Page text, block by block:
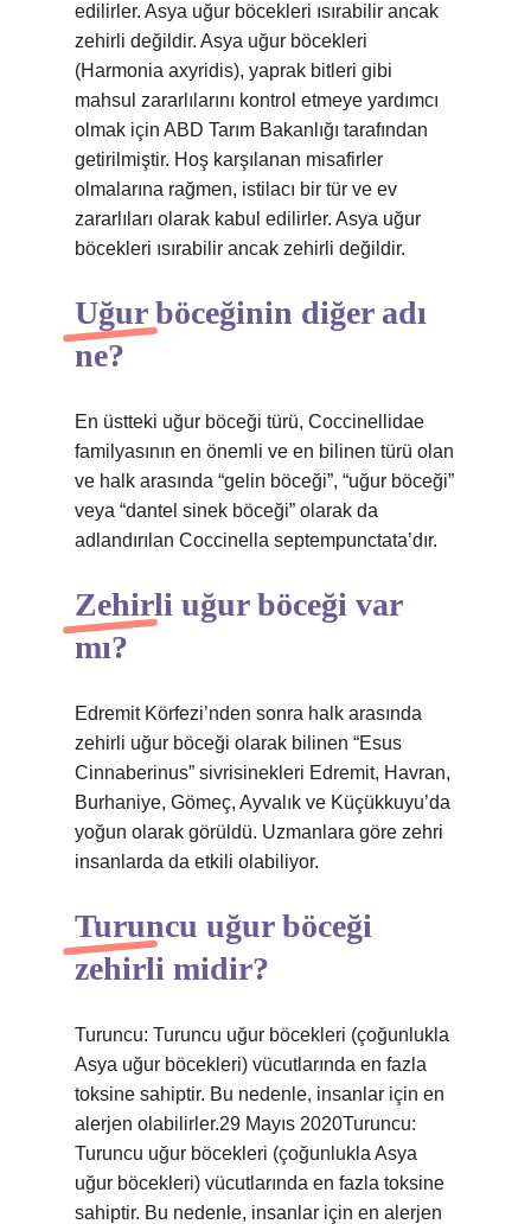
edilirler. Asya uğur böcekleri ısırabilir ancak
zehirli değildir. Asya uğur böcekleri
(Harmonia axyridis), yaprak bitleri gibi
mahsul zararlılarını kontrol etmeye yardımcı
olmak için ABD Tarım Bakanlığı tarafından
getirilmiştir. Hoş karşılanan misafirler
olmalarına rağmen, istilacı bir tür ve ev
zararlıları olarak kabul edilirler. Asya uğur
böcekleri ısırabilir ancak zehirli değildir.
Uğur böceğinin diğer adı
ne?
En üstteki uğur böceği türü, Coccinellidae
familyasının en önemli ve en bilinen türü olan
ve halk arasında “gelin böceği”, “uğur böceği”
veya “dantel sinek böceği” olarak da
adlandırılan Coccinella septempunctata’dır.
Zehirli uğur böceği var
mı?
Edremit Körfezi’nden sonra halk arasında
zehirli uğur böceği olarak bilinen “Esus
Cinnaberinus” sivrisinekleri Edremit, Havran,
Burhaniye, Gömeç, Ayvalık ve Küçükkuyu’da
yoğun olarak görüldü. Uzmanlara göre zehri
insanlarda da etkili olabiliyor.
Turuncu uğur böceği
zehirli midir?
Turuncu: Turuncu uğur böcekleri (çoğunlukla
Asya uğur böcekleri) vücutlarında en fazla
toksine sahiptir. Bu nedenle, insanlar için en
alerjen olabilirler.29 Mayıs 2020Turuncu:
Turuncu uğur böcekleri (çoğunlukla Asya
uğur böcekleri) vücutlarında en fazla toksine
sahiptir. Bu nedenle, insanlar için en alerjen